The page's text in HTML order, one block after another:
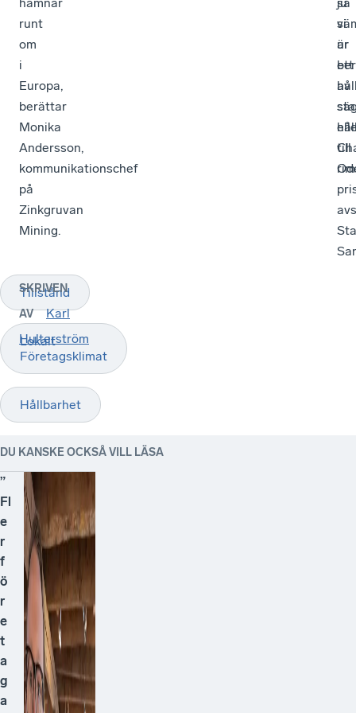
runt
om
i
Europa,
berättar
Monika
Andersson,
kommunikationschef
på
Zinkgruvan
Mining.
ur
ett
vi
är
av
till
Tillstånd
Lokalt
Företagsklimat
Hållbarhet
SKRIVEN
AV
Karl
Hulterström
DU KANSKE OCKSÅ VILL LÄSA
”
Fl
e
r
f
ö
r
e
t
a
g
a